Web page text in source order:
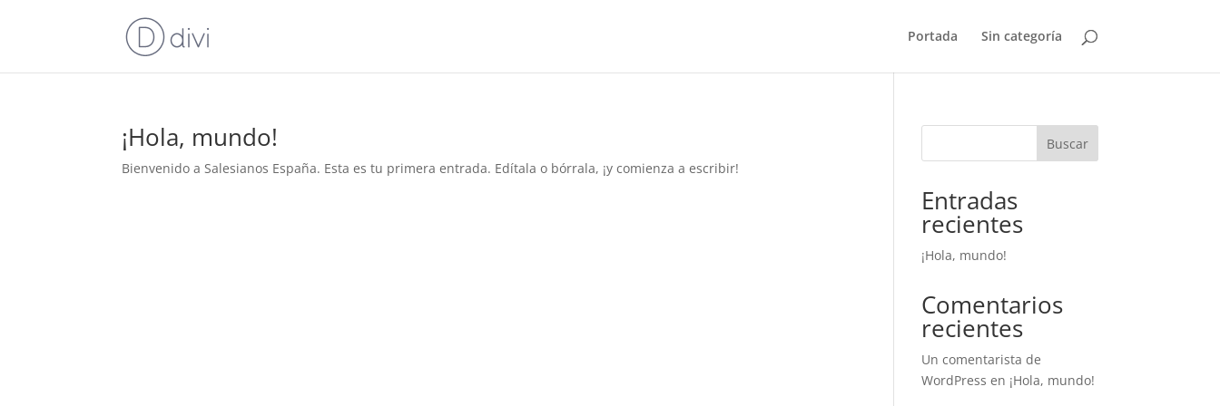
Portada Sin categoría
¡Hola, mundo!
Bienvenido a Salesianos España. Esta es tu primera entrada. Edítala o bórrala, ¡y comienza a escribir!
Buscar
Entradas
recientes
¡Hola, mundo!
Comentarios
recientes
Un comentarista de
WordPress en ¡Hola, mundo!